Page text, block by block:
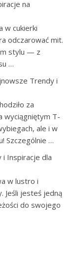
na
w cukierki
odczarować mit.
stylu — z
…
Trendy i
za
wyciągniętym T-
ale i w
Szczególnie …
Inspiracje dla
w lustro i
Jeśli jesteś jedną
do swojego